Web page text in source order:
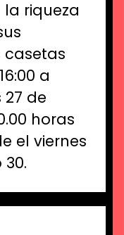
riqueza
casetas
a
27 de
horas
el viernes